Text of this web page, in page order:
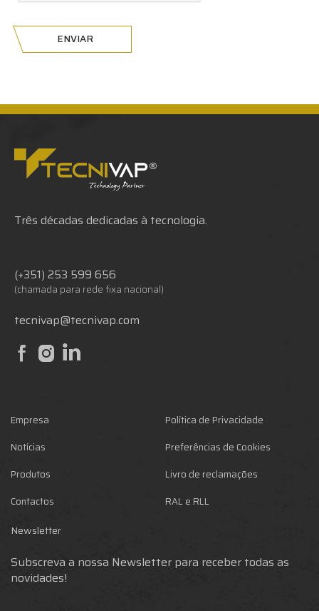
ENVIAR
Três décadas dedicadas à tecnologia.
(+351) 253 599 656
(chamada para rede fixa nacional)
tecnivap@tecnivap.com
Empresa
Notícias
Produtos
Contactos
Política de Privacidade
Preferências de Cookies
Livro de reclamações
RAL e RLL
Newsletter
Subscreva a nossa Newsletter para receber todas as
novidades!